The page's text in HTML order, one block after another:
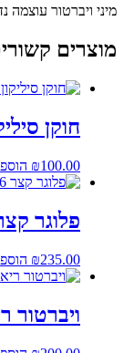
מיני ויברטור עוצמה
מוצרים
חוקן
₪100.00
פלוגר קצר 36 זנבות –
₪235.00
ויברטור